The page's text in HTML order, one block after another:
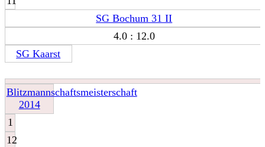
SG Bochum 31 II
4.0 : 12.0
SG Kaarst
Blitzmannschaftsmeisterschaft
2014
1
12